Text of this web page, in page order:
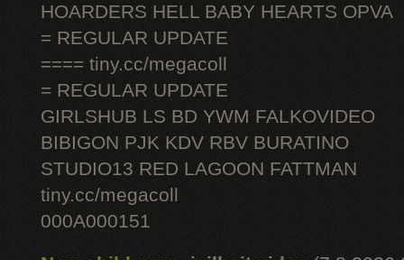
HOARDERS HELL BABY HEARTS OPVA
= REGULAR UPDATE
==== tiny.cc/megacoll
= REGULAR UPDATE
GIRLSHUB LS BD YWM FALKOVIDEO
BIBIGON PJK KDV RBV BURATINO
STUDIO13 RED LAGOON FATTMAN
tiny.cc/megacoll
000A000151